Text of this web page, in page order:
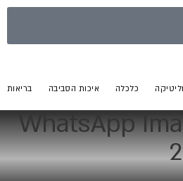
כלכלה איכות הסביבה בריאות
WhatsApp